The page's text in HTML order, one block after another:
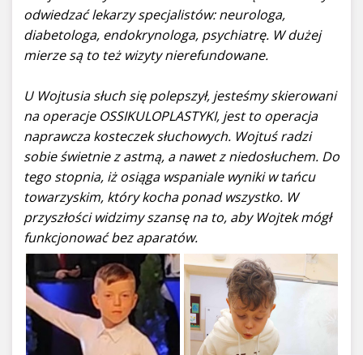
odwiedzać lekarzy specjalistów: neurologa,
diabetologa, endokrynologa, psychiatrę. W dużej
mierze są to też wizyty nierefundowane.
U Wojtusia słuch się polepszył, jesteśmy skierowani
na operacje OSSIKULOPLASTYKI, jest to operacja
naprawcza kosteczek słuchowych. Wojtuś radzi
sobie świetnie z astmą, a nawet z niedosłuchem. Do
tego stopnia, iż osiąga wspaniale wyniki w tańcu
towarzyskim, który kocha ponad wszystko. W
przyszłości widzimy szansę na to, aby Wojtek mógł
funkcjonować bez aparatów.